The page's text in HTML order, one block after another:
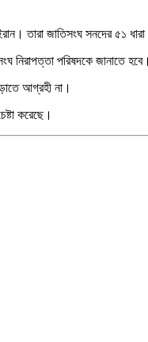
তারা জাতিসংঘ সনদের ৫১
নিরাপত্তা পরিষদকে জানাতে হবে।
আগ্রহী না।
করেছে।